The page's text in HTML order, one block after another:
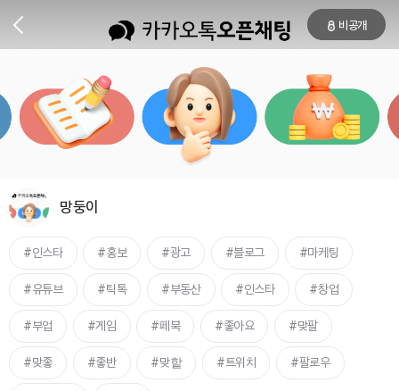
비공개
망둥이
인스타 홍보 광고 블로그 마케팅
유튜브 틱톡 부동산 인스타 창업
부업 게임 페북 좋아요 맞팔
맞좋 좋반 맞핱 트위치 팔로우